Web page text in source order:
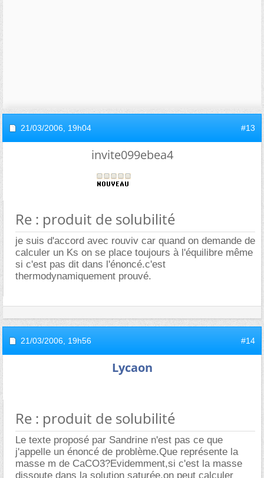
21/03/2006, 19h04 #13
invite099ebea4
Re : produit de solubilité
je suis d'accord avec rouviv car quand on demande de
calculer un Ks on se place toujours à l'équilibre même
si c'est pas dit dans l'énoncé.c'est
thermodynamiquement prouvé.
21/03/2006, 19h56 #14
Lycaon
Re : produit de solubilité
Le texte proposé par Sandrine n'est pas ce que
j'appelle un énoncé de problème.Que représente la
masse m de CaCO3?Evidemment,si c'est la masse
dissoute dans la solution saturée,on peut calculer